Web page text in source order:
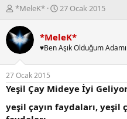
K
n
b
u
y
u
b
a
l
*MeleK*
B
l
a
ı
ç
a
27 Ocak 2015
*MeleK*
♥Ben Aşık Olduğum
27 Ocak 2015
Yeşil Çay Mideye İyi
yeşil çayın faydaları,